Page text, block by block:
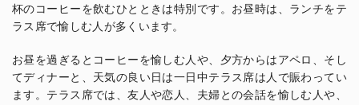
杯のコーヒーを飲むひとときは特別です。お昼時は、ランチをテ
ラス席で愉しむ人が多くいます。
お昼を過ぎるとコーヒーを愉しむ人や、夕方からはアペロ、そし
てディナーと、天気の良い日は一日中テラス席は人で賑わってい
ます。テラス席では、友人や恋人、夫婦との会話を愉しむ人や、